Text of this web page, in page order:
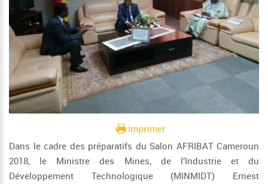
Imprimer
Dans le cadre des préparatifs du Salon AFRIBAT Cameroun
2018, le Ministre des Mines, de l’Industrie et du
Développement Technologique (MINMIDT) Ernest